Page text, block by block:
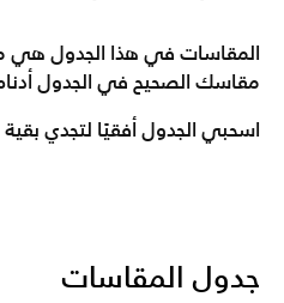
المقاسات في هذا الجدول هي
مقاسك الصحيح في الجدول
اسحبي الجدول أفقيًا لتجدي
جدول المقاسات